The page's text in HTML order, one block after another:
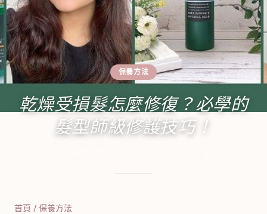
保養方法
乾燥受損髮怎麼修復？必學的
髮型師級修護技巧！
首頁 / 保養方法